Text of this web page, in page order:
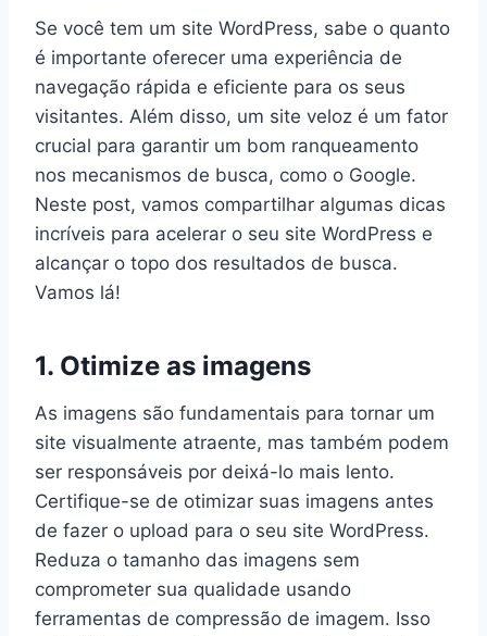
Se você tem um site WordPress, sabe o quanto
é importante oferecer uma experiência de
navegação rápida e eficiente para os seus
visitantes. Além disso, um site veloz é um fator
crucial para garantir um bom ranqueamento
nos mecanismos de busca, como o Google.
Neste post, vamos compartilhar algumas dicas
incríveis para acelerar o seu site WordPress e
alcançar o topo dos resultados de busca.
Vamos lá!
1. Otimize as imagens
As imagens são fundamentais para tornar um
site visualmente atraente, mas também podem
ser responsáveis por deixá-lo mais lento.
Certifique-se de otimizar suas imagens antes
de fazer o upload para o seu site WordPress.
Reduza o tamanho das imagens sem
comprometer sua qualidade usando
ferramentas de compressão de imagem. Isso